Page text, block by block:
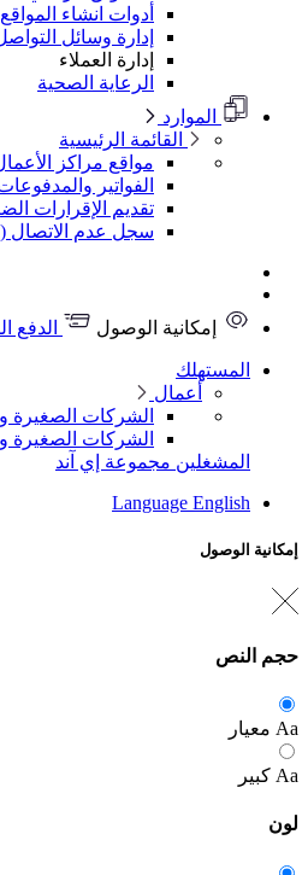
أدوات انشاء المواقع
إدارة وسائل
إدارة العملاء
الرعاية الصحية
الموارد
القائمة الرئيسية
مواقع مراكز
الفواتير
تقديم الإقرارات
سجل عدم الاتصال (DNCR)
إمكانية الوصول الدفع
المستهلك
أعمال
الشركات الصغيرة
الشركات الصغيرة
المشغلين مجموعة إي آند
Language English
إمكانية الوصول
حجم النص
Aa معيار
Aa كبير
لون